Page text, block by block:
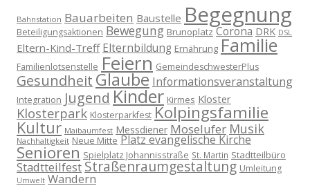
Bahnstation Bauarbeiten Baustelle Begegnung
Beteiligungsaktionen Bewegung Brunoplatz Corona DRK DSL
Eltern-Kind-Treff Elternbildung Ernährung Familie
Familienlotsenstelle Feiern GemeindeschwesterPlus
Gesundheit Glaube Informationsveranstaltung
Integration Jugend Kinder Kirmes Kloster
Klosterpark Klosterparkfest Kolpingsfamilie
Kultur Maibaumfest Messdiener Moselufer Musik
Nachhaltigkeit Neue Mitte Platz evangelische Kirche
Senioren Spielplatz Johannisstraße St. Martin Stadtteilbüro
Stadtteilfest Straßenraumgestaltung Umleitung
Umwelt Wandern